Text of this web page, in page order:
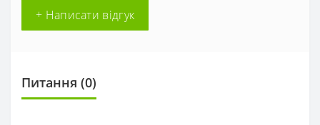
+ Написати відгук
Питання (0)